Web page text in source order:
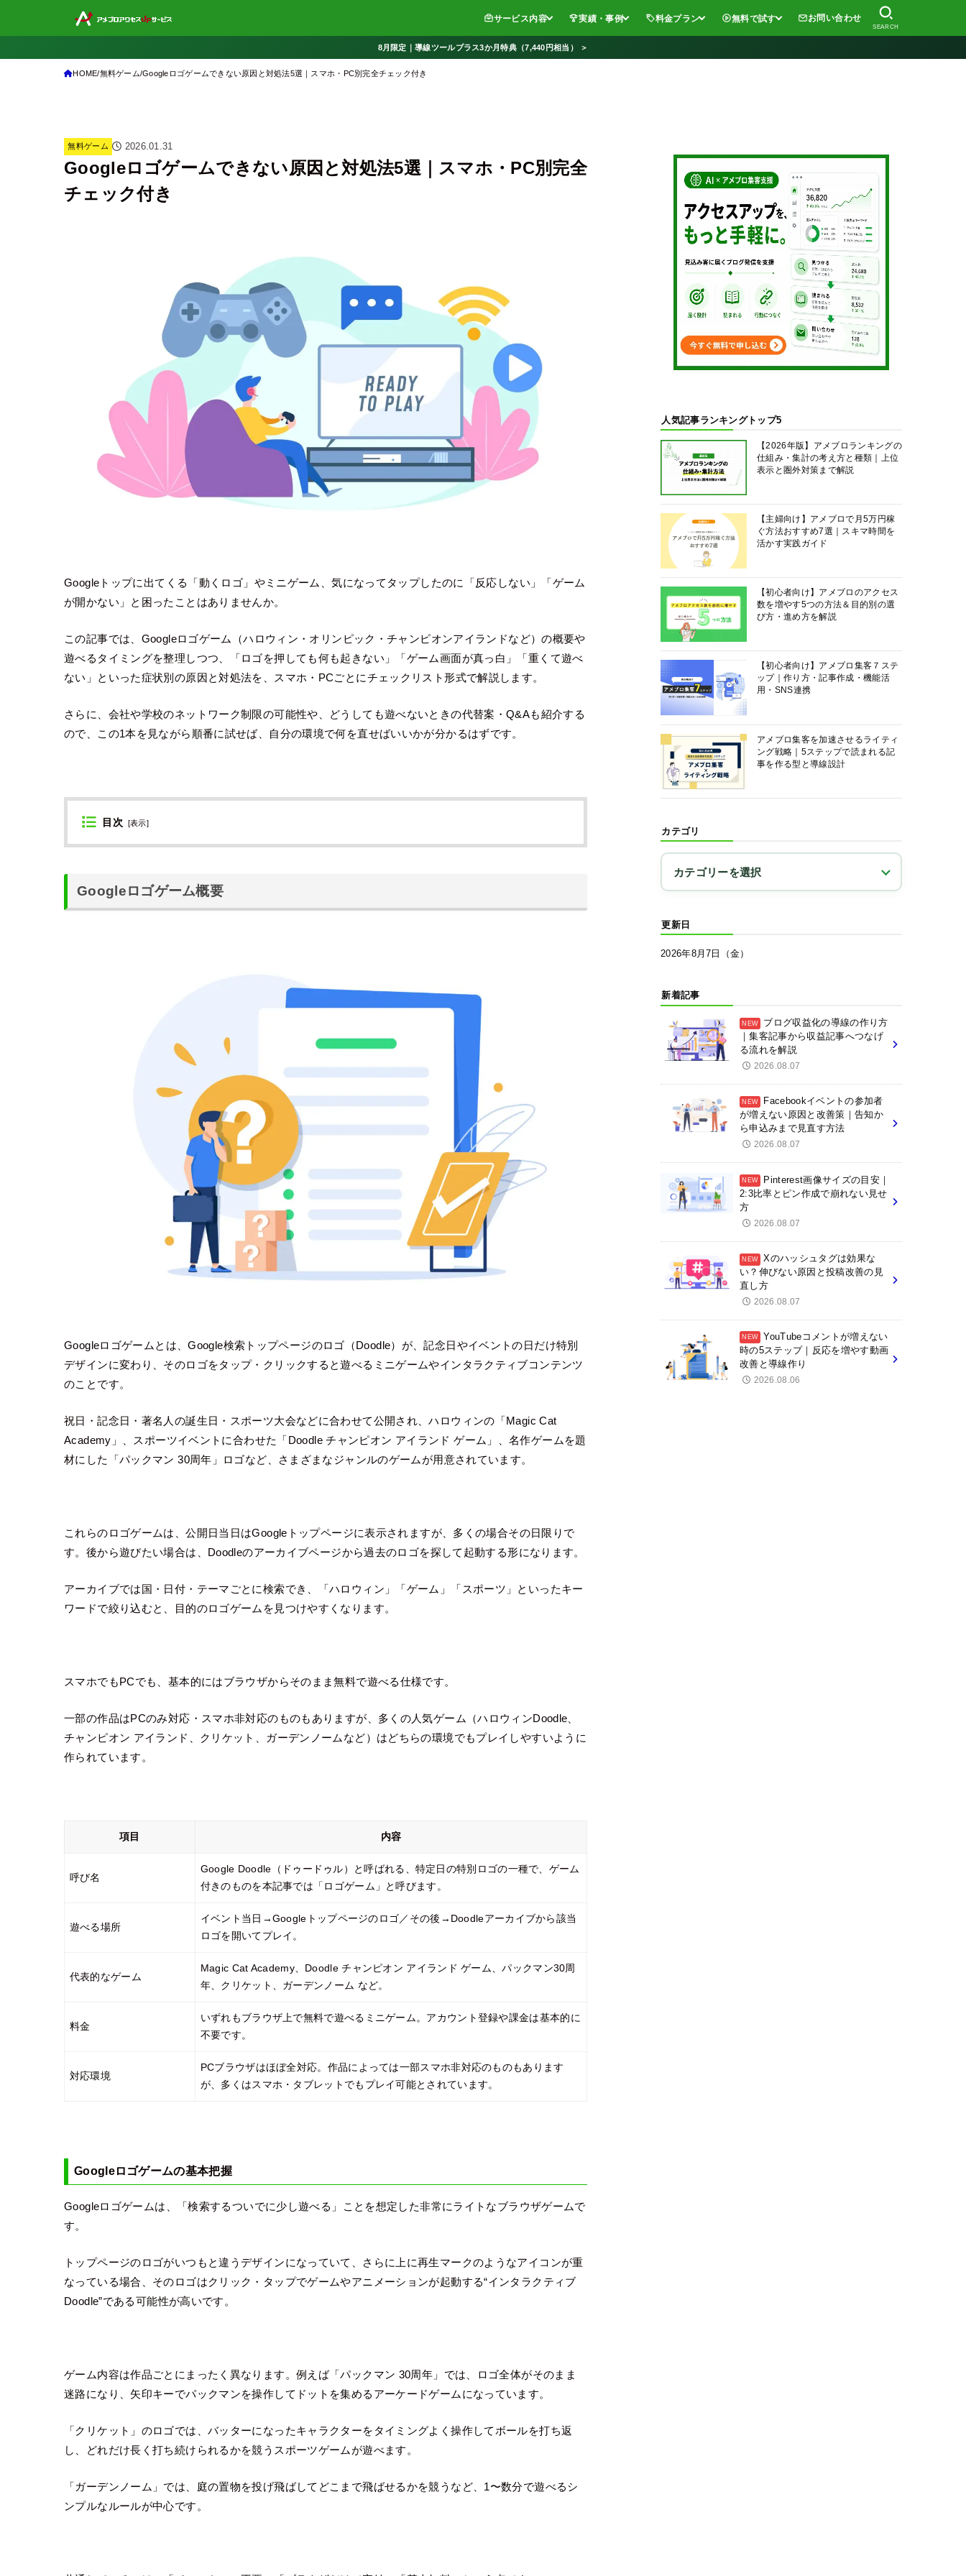
サービス内容 実績・事例 料金プラン 無料で試す お問い合わせ
SEARCH
8月限定｜導線ツールプラス3か月特典（7,440円相当） ＞
HOME 無料ゲーム Googleロゴゲームできない原因と対処法5選｜スマホ・PC別完全チェック付き
無料ゲーム 2026.01.31
Googleロゴゲームできない原因と対処法5選｜スマホ・PC別完全
チェック付き
Googleトップに出てくる「動くロゴ」やミニゲーム、気になってタップしたのに「反応しない」「ゲーム
が開かない」と困ったことはありませんか。
この記事では、Googleロゴゲーム（ハロウィン・オリンピック・チャンピオンアイランドなど）の概要や
遊べるタイミングを整理しつつ、「ロゴを押しても何も起きない」「ゲーム画面が真っ白」「重くて遊べ
ない」といった症状別の原因と対処法を、スマホ・PCごとにチェックリスト形式で解説します。
さらに、会社や学校のネットワーク制限の可能性や、どうしても遊べないときの代替案・Q&Aも紹介する
ので、この1本を見ながら順番に試せば、自分の環境で何を直せばいいかが分かるはずです。
目次 [表示]
Googleロゴゲーム概要
Googleロゴゲームとは、Google検索トップページのロゴ（Doodle）が、記念日やイベントの日だけ特別
デザインに変わり、そのロゴをタップ・クリックすると遊べるミニゲームやインタラクティブコンテンツ
のことです。
祝日・記念日・著名人の誕生日・スポーツ大会などに合わせて公開され、ハロウィンの「Magic Cat
Academy」、スポーツイベントに合わせた「Doodle チャンピオン アイランド ゲーム」、名作ゲームを題
材にした「パックマン 30周年」ロゴなど、さまざまなジャンルのゲームが用意されています。
これらのロゴゲームは、公開日当日はGoogleトップページに表示されますが、多くの場合その日限りで
す。後から遊びたい場合は、Doodleのアーカイブページから過去のロゴを探して起動する形になります。
アーカイブでは国・日付・テーマごとに検索でき、「ハロウィン」「ゲーム」「スポーツ」といったキー
ワードで絞り込むと、目的のロゴゲームを見つけやすくなります。
スマホでもPCでも、基本的にはブラウザからそのまま無料で遊べる仕様です。
一部の作品はPCのみ対応・スマホ非対応のものもありますが、多くの人気ゲーム（ハロウィンDoodle、
チャンピオン アイランド、クリケット、ガーデンノームなど）はどちらの環境でもプレイしやすいように
作られています。
項目 内容
呼び名
Google Doodle（ドゥードゥル）と呼ばれる、特定日の特別ロゴの一種で、ゲーム
付きのものを本記事では「ロゴゲーム」と呼びます。
遊べる場所
イベント当日→Googleトップページのロゴ／その後→Doodleアーカイブから該当
ロゴを開いてプレイ。
代表的なゲーム
Magic Cat Academy、Doodle チャンピオン アイランド ゲーム、パックマン30周
年、クリケット、ガーデンノーム など。
料金
いずれもブラウザ上で無料で遊べるミニゲーム。アカウント登録や課金は基本的に
不要です。
対応環境
PCブラウザはほぼ全対応。作品によっては一部スマホ非対応のものもあります
が、多くはスマホ・タブレットでもプレイ可能とされています。
Googleロゴゲームの基本把握
Googleロゴゲームは、「検索するついでに少し遊べる」ことを想定した非常にライトなブラウザゲームで
す。
トップページのロゴがいつもと違うデザインになっていて、さらに上に再生マークのようなアイコンが重
なっている場合、そのロゴはクリック・タップでゲームやアニメーションが起動する“インタラクティブ
Doodle”である可能性が高いです。
ゲーム内容は作品ごとにまったく異なります。例えば「パックマン 30周年」では、ロゴ全体がそのまま
迷路になり、矢印キーでパックマンを操作してドットを集めるアーケードゲームになっています。
「クリケット」のロゴでは、バッターになったキャラクターをタイミングよく操作してボールを打ち返
し、どれだけ長く打ち続けられるかを競うスポーツゲームが遊べます。
「ガーデンノーム」では、庭の置物を投げ飛ばしてどこまで飛ばせるかを競うなど、1〜数分で遊べるシ
ンプルなルールが中心です。
人気記事ランキングトップ5
【2026年版】アメブロランキングの
仕組み・集計の考え方と種類｜上位
表示と圏外対策まで解説
【主婦向け】アメブロで月5万円稼
ぐ方法おすすめ7選｜スキマ時間を
活かす実践ガイド
【初心者向け】アメブロのアクセス
数を増やす5つの方法＆目的別の選
び方・進め方を解説
【初心者向け】アメブロ集客７ステ
ップ｜作り方・記事作成・機能活
用・SNS連携
アメブロ集客を加速させるライティ
ング戦略｜5ステップで読まれる記
事を作る型と導線設計
カテゴリ
更新日
2026年8月7日（金）
新着記事
ブログ収益化の導線の作り方
｜集客記事から収益記事へつなげ
る流れを解説
2026.08.07
Facebookイベントの参加者
が増えない原因と改善策｜告知か
ら申込みまで見直す方法
2026.08.07
Pinterest画像サイズの目安｜
2:3比率とピン作成で崩れない見せ
方
2026.08.07
Xのハッシュタグは効果な
い？伸びない原因と投稿改善の見
直し方
2026.08.07
YouTubeコメントが増えない
時の5ステップ｜反応を増やす動画
改善と導線作り
2026.08.06